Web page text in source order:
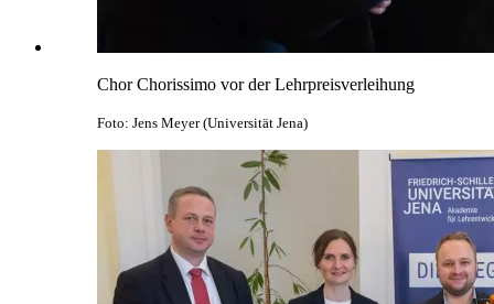
Chor Chorissimo vor der Lehrpreisverleihung
Foto: Jens Meyer (Universität Jena)